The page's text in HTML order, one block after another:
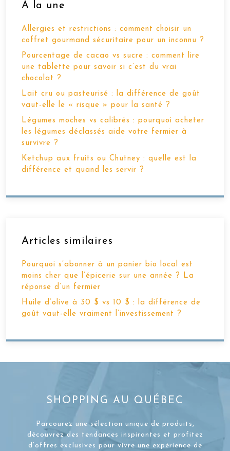
À la une
Allergies et restrictions : comment choisir un
coffret gourmand sécuritaire pour un inconnu ?
Pourcentage de cacao vs sucre : comment lire
une tablette pour savoir si c’est du vrai
chocolat ?
Lait cru ou pasteurisé : la différence de goût
vaut-elle le « risque » pour la santé ?
Légumes moches vs calibrés : pourquoi acheter
les légumes déclassés aide votre fermier à
survivre ?
Ketchup aux fruits ou Chutney : quelle est la
différence et quand les servir ?
Articles similaires
Pourquoi s’abonner à un panier bio local est
moins cher que l’épicerie sur une année ? La
réponse d’un fermier
Huile d’olive à 30 $ vs 10 $ : la différence de
goût vaut-elle vraiment l’investissement ?
SHOPPING AU QUÉBEC
Parcourez une sélection unique de produits,
découvrez des tendances inspirantes et profitez
d’offres exclusives pour vivre une expérience de